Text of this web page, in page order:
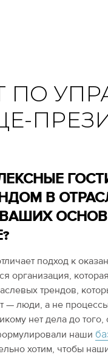
ПО
В
ВАШИХ
подход к
организация,
трендов,
люди, а не
нет дела до
наши
хотим, чтобы